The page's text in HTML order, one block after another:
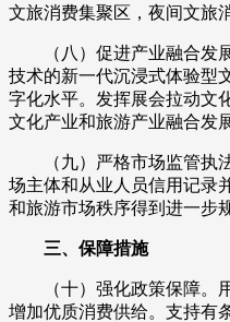
文旅消费集聚区，夜间文旅
（八）促进产业融合发展
技术的新一代沉浸式体验型
字化水平。发挥展会拉动文
文化产业和旅游产业融合发
（九）严格市场监管执法
场主体和从业人员信用记录
和旅游市场秩序得到进一步
三、保障措施
（十）强化政策保障。用
增加优质消费供给。支持有